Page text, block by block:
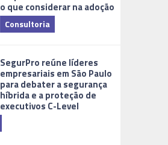
o que considerar na adoção
Consultoria
SegurPro reúne líderes
empresariais em São Paulo
para debater a segurança
híbrida e a proteção de
executivos C-Level